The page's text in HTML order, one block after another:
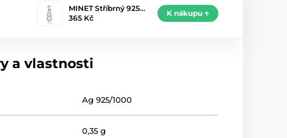
MINET Stříbrný 925…
365 Kč
K nákupu
a vlastnosti
Ag 925/1000
0,35 g